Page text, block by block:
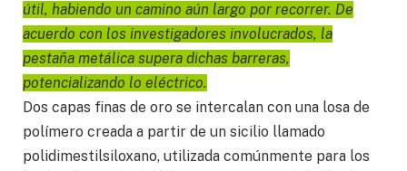
útil, habiendo un camino aún largo por recorrer. De
acuerdo con los investigadores involucrados, la
pestaña metálica supera dichas barreras,
potencializando lo eléctrico.
Dos capas finas de oro se intercalan con una losa de
polímero creada a partir de un sicilio llamado
polidimestilsiloxano, utilizada comúnmente para los